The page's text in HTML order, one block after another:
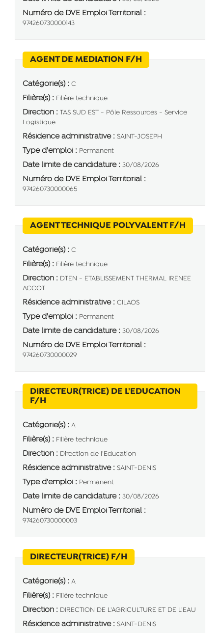
Numéro de DVE Emploi Territorial :
974260730000143
AGENT DE MEDIATION F/H
Catégorie(s) : C
Filière(s) : Filière technique
Direction : TAS SUD EST - Pôle Ressources - Service
Logistique
Résidence administrative : SAINT-JOSEPH
Type d'emploi : Permanent
Date limite de candidature : 30/08/2026
Numéro de DVE Emploi Territorial :
974260730000065
AGENT TECHNIQUE POLYVALENT F/H
Catégorie(s) : C
Filière(s) : Filière technique
Direction : DTEN - ETABLISSEMENT THERMAL IRENEE
ACCOT
Résidence administrative : CILAOS
Type d'emploi : Permanent
Date limite de candidature : 30/08/2026
Numéro de DVE Emploi Territorial :
974260730000029
DIRECTEUR(TRICE) DE L'EDUCATION
F/H
Catégorie(s) : A
Filière(s) : Filière technique
Direction : Direction de l'Education
Résidence administrative : SAINT-DENIS
Type d'emploi : Permanent
Date limite de candidature : 30/08/2026
Numéro de DVE Emploi Territorial :
974260730000003
DIRECTEUR(TRICE) F/H
Catégorie(s) : A
Filière(s) : Filière technique
Direction : DIRECTION DE L'AGRICULTURE ET DE L'EAU
Résidence administrative : SAINT-DENIS